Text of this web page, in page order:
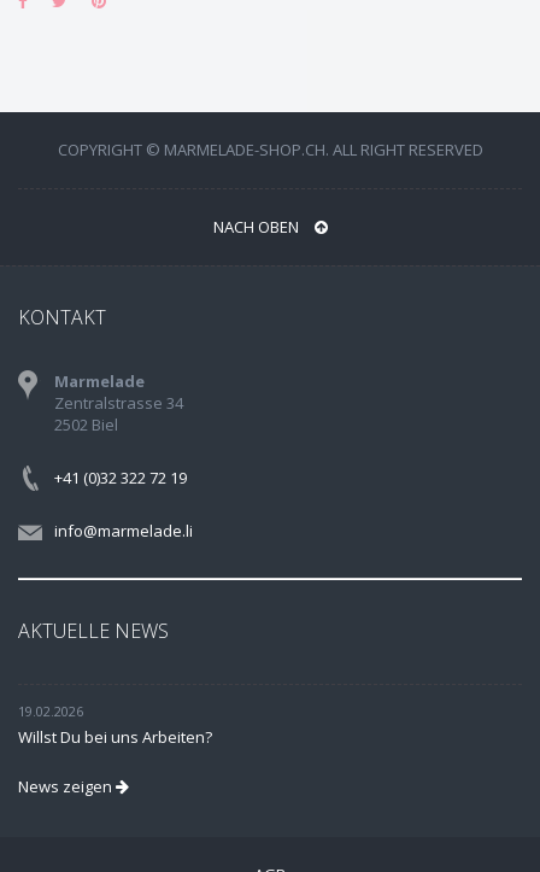
COPYRIGHT © MARMELADE-SHOP.CH. ALL RIGHT RESERVED
NACH OBEN
KONTAKT
Marmelade
Zentralstrasse 34
2502 Biel
+41 (0)32 322 72 19
info@marmelade.li
AKTUELLE NEWS
19.02.2026
Willst Du bei uns Arbeiten?
News zeigen